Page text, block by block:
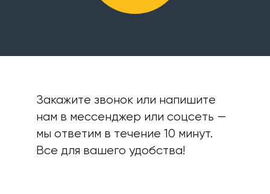
Закажите звонок или напишите
нам в мессенджер или соцсеть —
мы ответим в течение 10 минут.
Все для вашего удобства!